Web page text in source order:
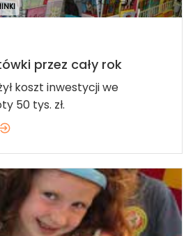
przez cały rok
koszt inwestycji we
50 tys. zł.